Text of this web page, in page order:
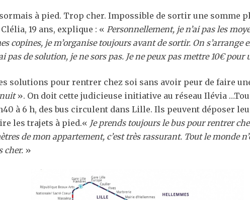
à pied. Trop cher. Impossible de sortir une somme
19 ans, explique : « Personnellement, je n’ai pas les
copines, je m’organise toujours avant de sortir. On
pas de solution, je ne sors pas. Je ne peux pas mettre 10€
solutions pour rentrer chez soi sans avoir peur de faire
». On doit cette judicieuse initiative au réseau Ilévia
à 6 h, des bus circulent dans Lille. Ils peuvent déposer
les trajets à pied.« Je prends toujours le bus pour rentrer
de mon appartement, c’est très rassurant. Tout le monde
cher. »